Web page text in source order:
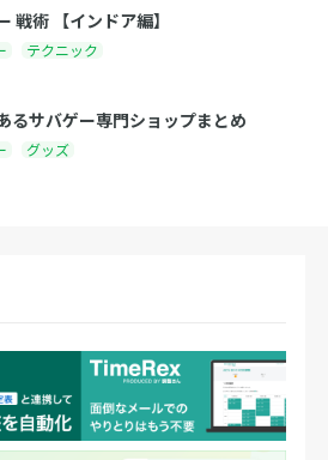
戦術 【インドア編】
テクニック
るサバゲー専門ショップまとめ
グッズ